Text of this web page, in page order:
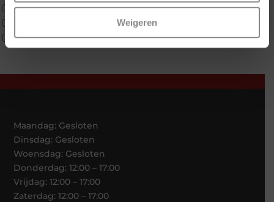
Weigeren
Tweepersoons 1 kern product
Tweepersoons 2 kernen
Webshop Only Collectie
Maandag: Gesloten
Dinsdag: Gesloten
Woensdag: Gesloten
Donderdag: 12:00 – 17:00
Vrijdag: 12:00 – 17:00
Zaterdag: 12:00 – 17:00